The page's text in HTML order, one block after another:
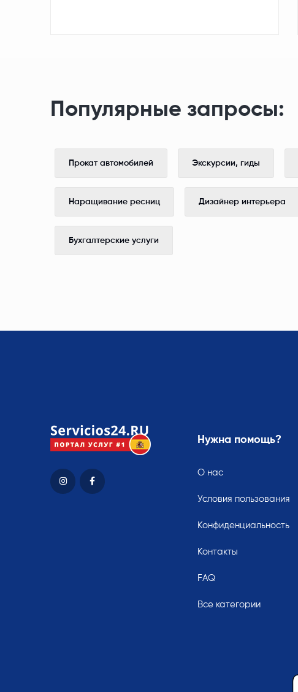
Популярные запросы:
Прокат автомобилей Экскурсии, гиды
Наращивание ресниц Дизайнер интерьера
Бухгалтерские услуги
Нужна помощь?
О нас
Условия пользования
Конфиденциальность
Контакты
FAQ
Все категории